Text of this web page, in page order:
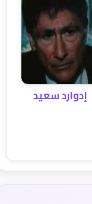
إدوارد سعيد